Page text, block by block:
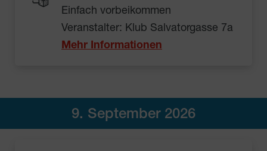
Einfach vorbeikommen
Veranstalter: Klub Salvatorgasse 7a
Mehr Informationen
9. September 2026